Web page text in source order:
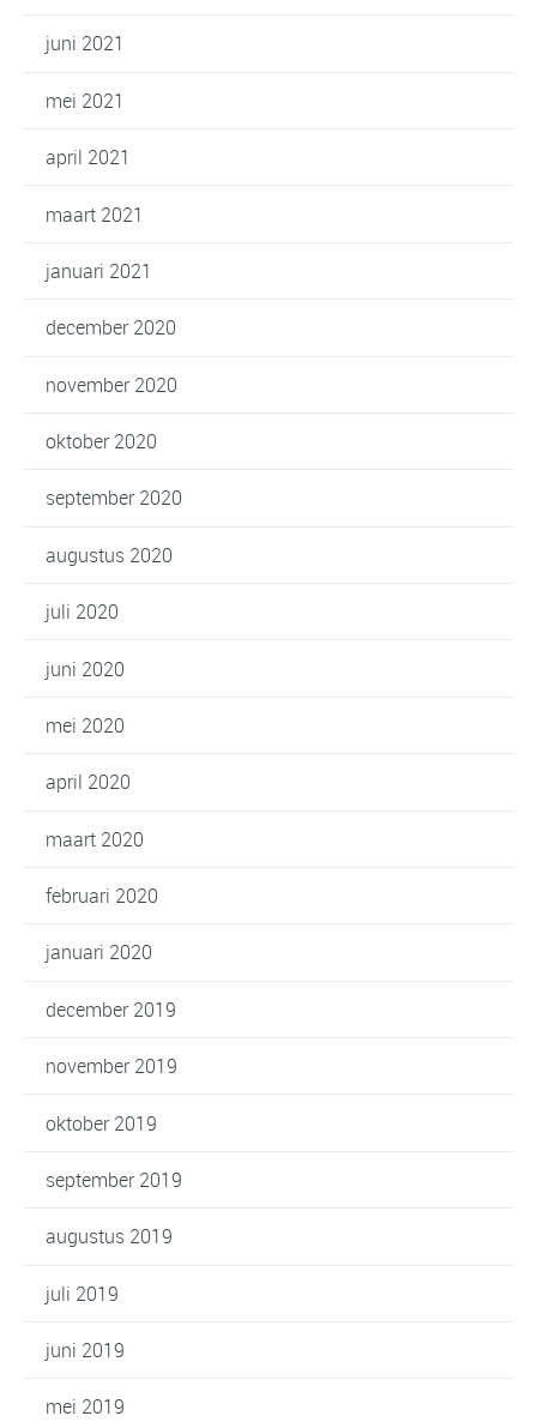
juni 2021
mei 2021
april 2021
maart 2021
januari 2021
december 2020
november 2020
oktober 2020
september 2020
augustus 2020
juli 2020
juni 2020
mei 2020
april 2020
maart 2020
februari 2020
januari 2020
december 2019
november 2019
oktober 2019
september 2019
augustus 2019
juli 2019
juni 2019
mei 2019